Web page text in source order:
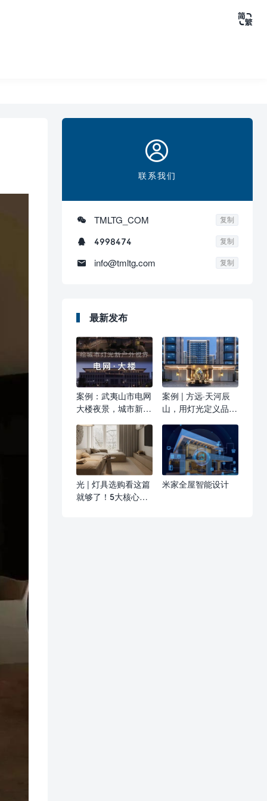


联系我们
 TMLTG_COM 复制
 4998474 复制
 info@tmltg.com 复制
最新发布
案例：武夷山市电网
大楼夜景，城市新名
案例 | 方远·天河辰
山，用灯光定义品质
光 | 灯具选购看这篇
就够了！5大核心参
米家全屋智能设计